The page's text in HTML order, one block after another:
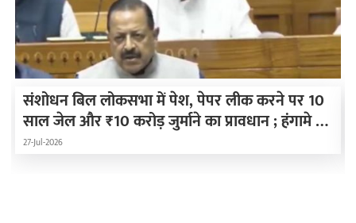
संशोधन बिल लोकसभा में पेश, पेपर लीक करने पर 10
साल जेल और ₹10 करोड़ जुर्माने का प्रावधान ; हंगामे के
कारण दोनों सदन स्थगित
27-Jul-2026